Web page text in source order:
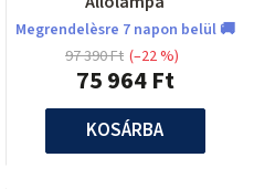
Megrendelèsre 7 napon belül 🚚
75 964 Ft
97 390 Ft (–22 %)
KOSÁRBA